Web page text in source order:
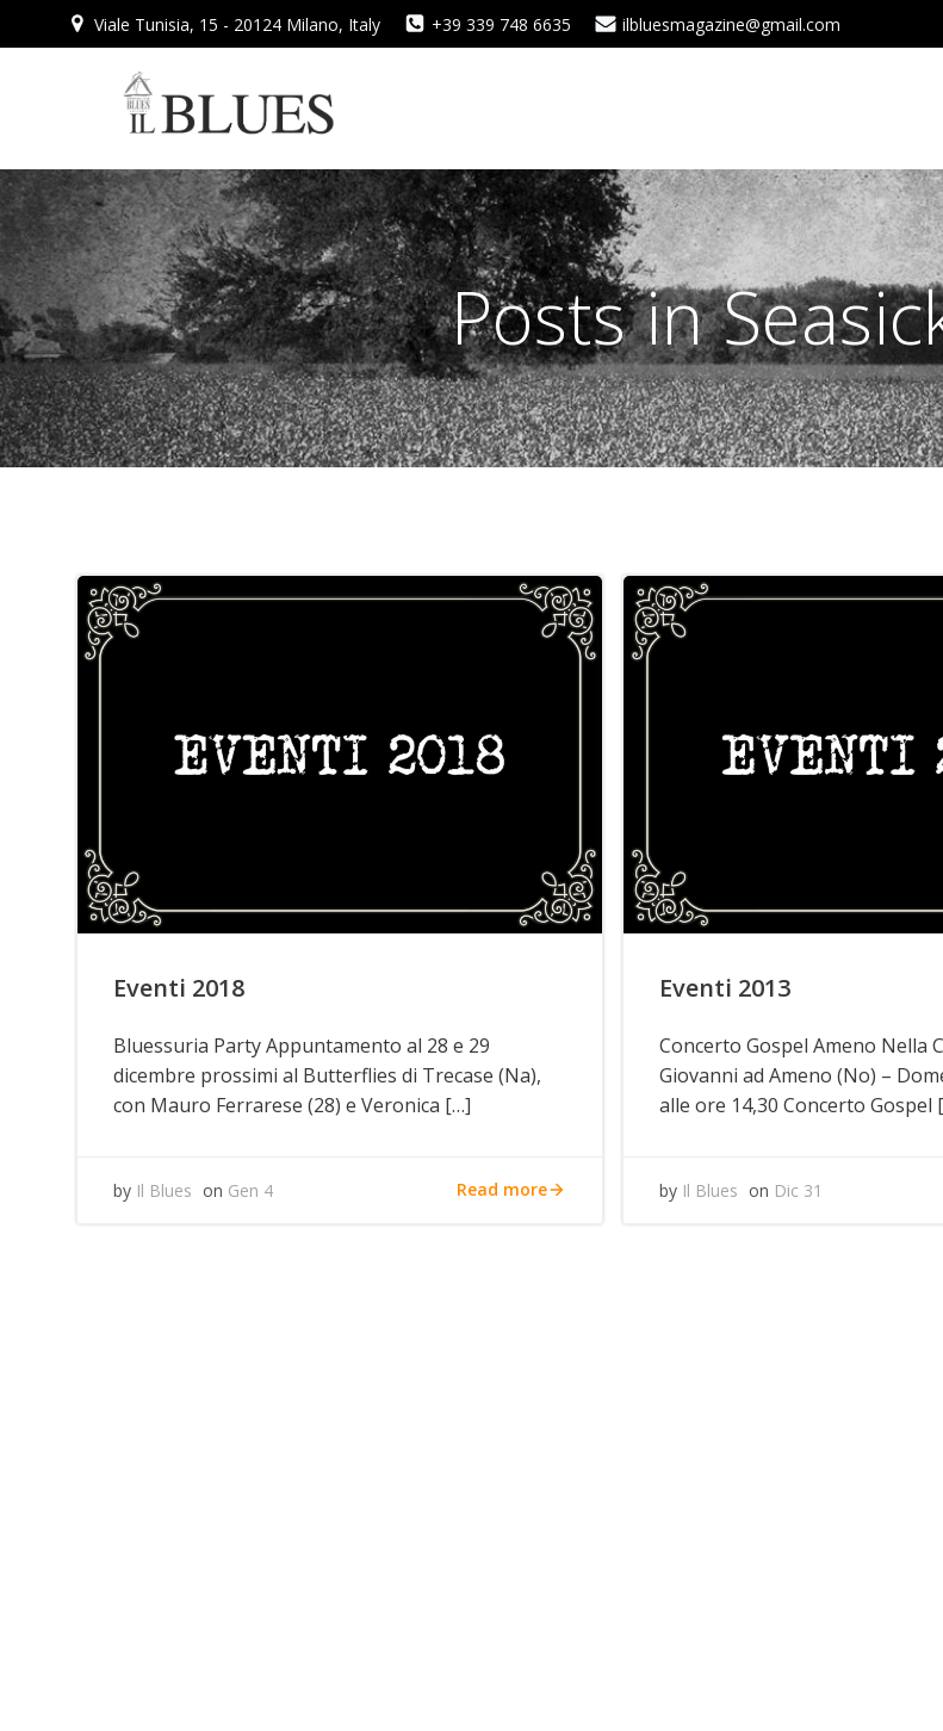
al
Viale Tunisia, 15 - 20124 Milano, Italy +39 339 748 6635 ilbluesmagazine@gmail.com
Posts in
Eventi 2018
Bluessuria Party Appuntamento al 28 e 29
dicembre prossimi al Butterflies di Trecase (Na),
con Mauro Ferrarese (28) e Veronica […]
by Il Blues on Gen 4 Read more
Eventi 2013
Concerto Gospel Ameno Nella
Giovanni ad Ameno (No) –
alle ore 14,30 Concerto Gospel
by Il Blues on Dic 31